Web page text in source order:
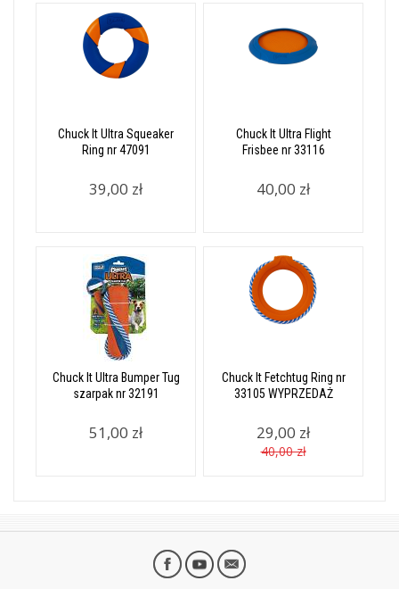
Chuck It Ultra Squeaker
Ring nr 47091
39,00 zł
Chuck It Ultra Flight
Frisbee nr 33116
40,00 zł
Chuck It Ultra Bumper Tug
szarpak nr 32191
51,00 zł
Chuck It Fetchtug Ring nr
33105 WYPRZEDAŻ
29,00 zł
40,00 zł